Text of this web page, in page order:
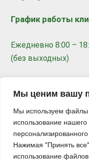
Мы ценим вашу
Мы используем файлы
использование
Нажимая "Принять
использование
График работы
Ежедневно 8:00 –
(без выходных)